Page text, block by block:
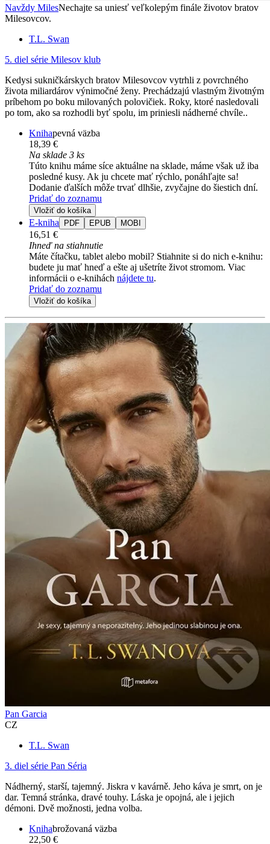
Navždy MilesNechajte sa uniesť veľkolepým finále životov bratov
Milesovcov.
T.L. Swan
5. diel série Milesov klub
Kedysi sukničkárskych bratov Milesovcov vytrhli z povrchného
života miliardárov výnimočné ženy. Prechádzajú vlastným životným
príbehom po boku milovaných polovičiek. Roky, ktoré nasledovali
po tom, ako sa rozhodli byť spolu, im priniesli nádherné chvíle..
Knihapevná väzba
18,39 €
Na sklade 3 ks
Túto knihu máme síce aktuálne na sklade, máme však už iba
posledné kusy. Ak ju chcete mať rýchlo, ponáhľajte sa!
Dodanie ďalších môže trvať dlhšie, zvyčajne do šiestich dní.
Pridať do zoznamu
Vložiť do košíka
E-kniha PDF EPUB MOBI
16,51 €
Ihneď na stiahnutie
Máte čítačku, tablet alebo mobil? Stiahnite si do nich e-knihu:
budete ju mať hneď a ešte aj ušetríte život stromom. Viac
informácii o e-knihách nájdete tu.
Pridať do zoznamu
Vložiť do košíka
Pan Garcia
CZ
T.L. Swan
3. diel série Pan Séria
Nádherný, starší, tajemný. Jiskra v kavárně. Jeho káva je smrt, on je
dar. Temná stránka, dravé touhy. Láska je opojná, ale i jejich
démoni. Dvě možnosti, jedna volba.
Knihabrožovaná väzba
22,50 €